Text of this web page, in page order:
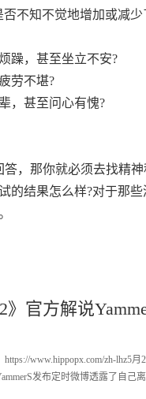
不知不觉地增加或减少
躁，甚至坐立不安?
劳不堪?
，甚至问心有愧?
答，那你就必须去找精
的结果怎么样?对于那
》官方解说
https://www.hippopx.com/zh-lhz5
发布定时微博透露了自己